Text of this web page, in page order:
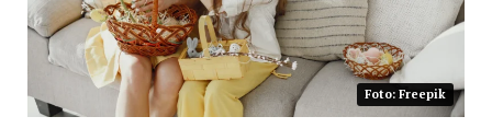
Foto: Freepik